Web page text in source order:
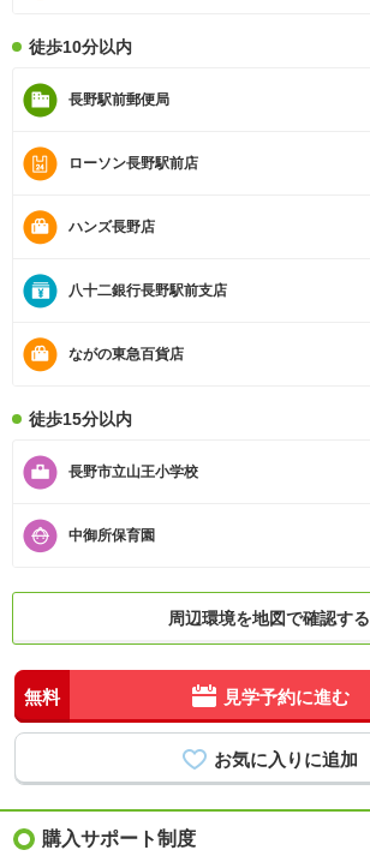
徒歩10分以内
長野駅前郵便局
ローソン長野駅前店
ハンズ長野店
八十二銀行長野駅前支店
ながの東急百貨店
徒歩15分以内
長野市立山王小学校
中御所保育園
周辺環境を地図で確認する
無料 見学予約に進む
購入サポート制度